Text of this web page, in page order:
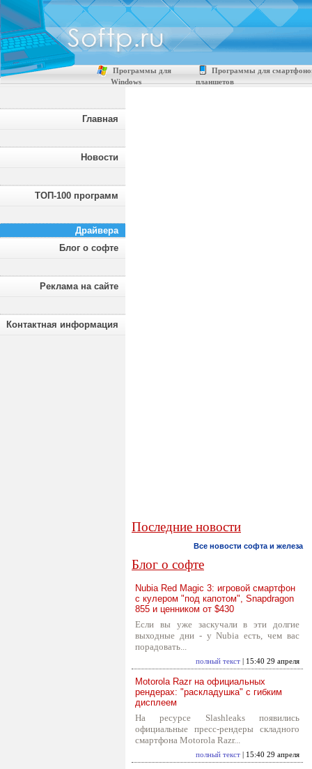
Программы для
Windows
Программы для
планшетов
Главная
Новости
ТОП-100 программ
Драйвера
Блог о софте
Реклама на сайте
Контактная информация
Последние новости
Все новости софта и железа
Блог о софте
Nubia Red Magic 3: игровой смартфон
с кулером "под капотом", Snapdragon
855 и ценником от $430
Если вы уже заскучали в эти долгие
выходные дни - у Nubia есть, чем вас
порадовать...
полный текст | 15:40 29 апреля
Motorola Razr на официальных
рендерах: "раскладушка" с гибким
дисплеем
На ресурсе Slashleaks появились
официальные пресс-рендеры складного
смартфона Motorola Razr...
полный текст | 15:40 29 апреля